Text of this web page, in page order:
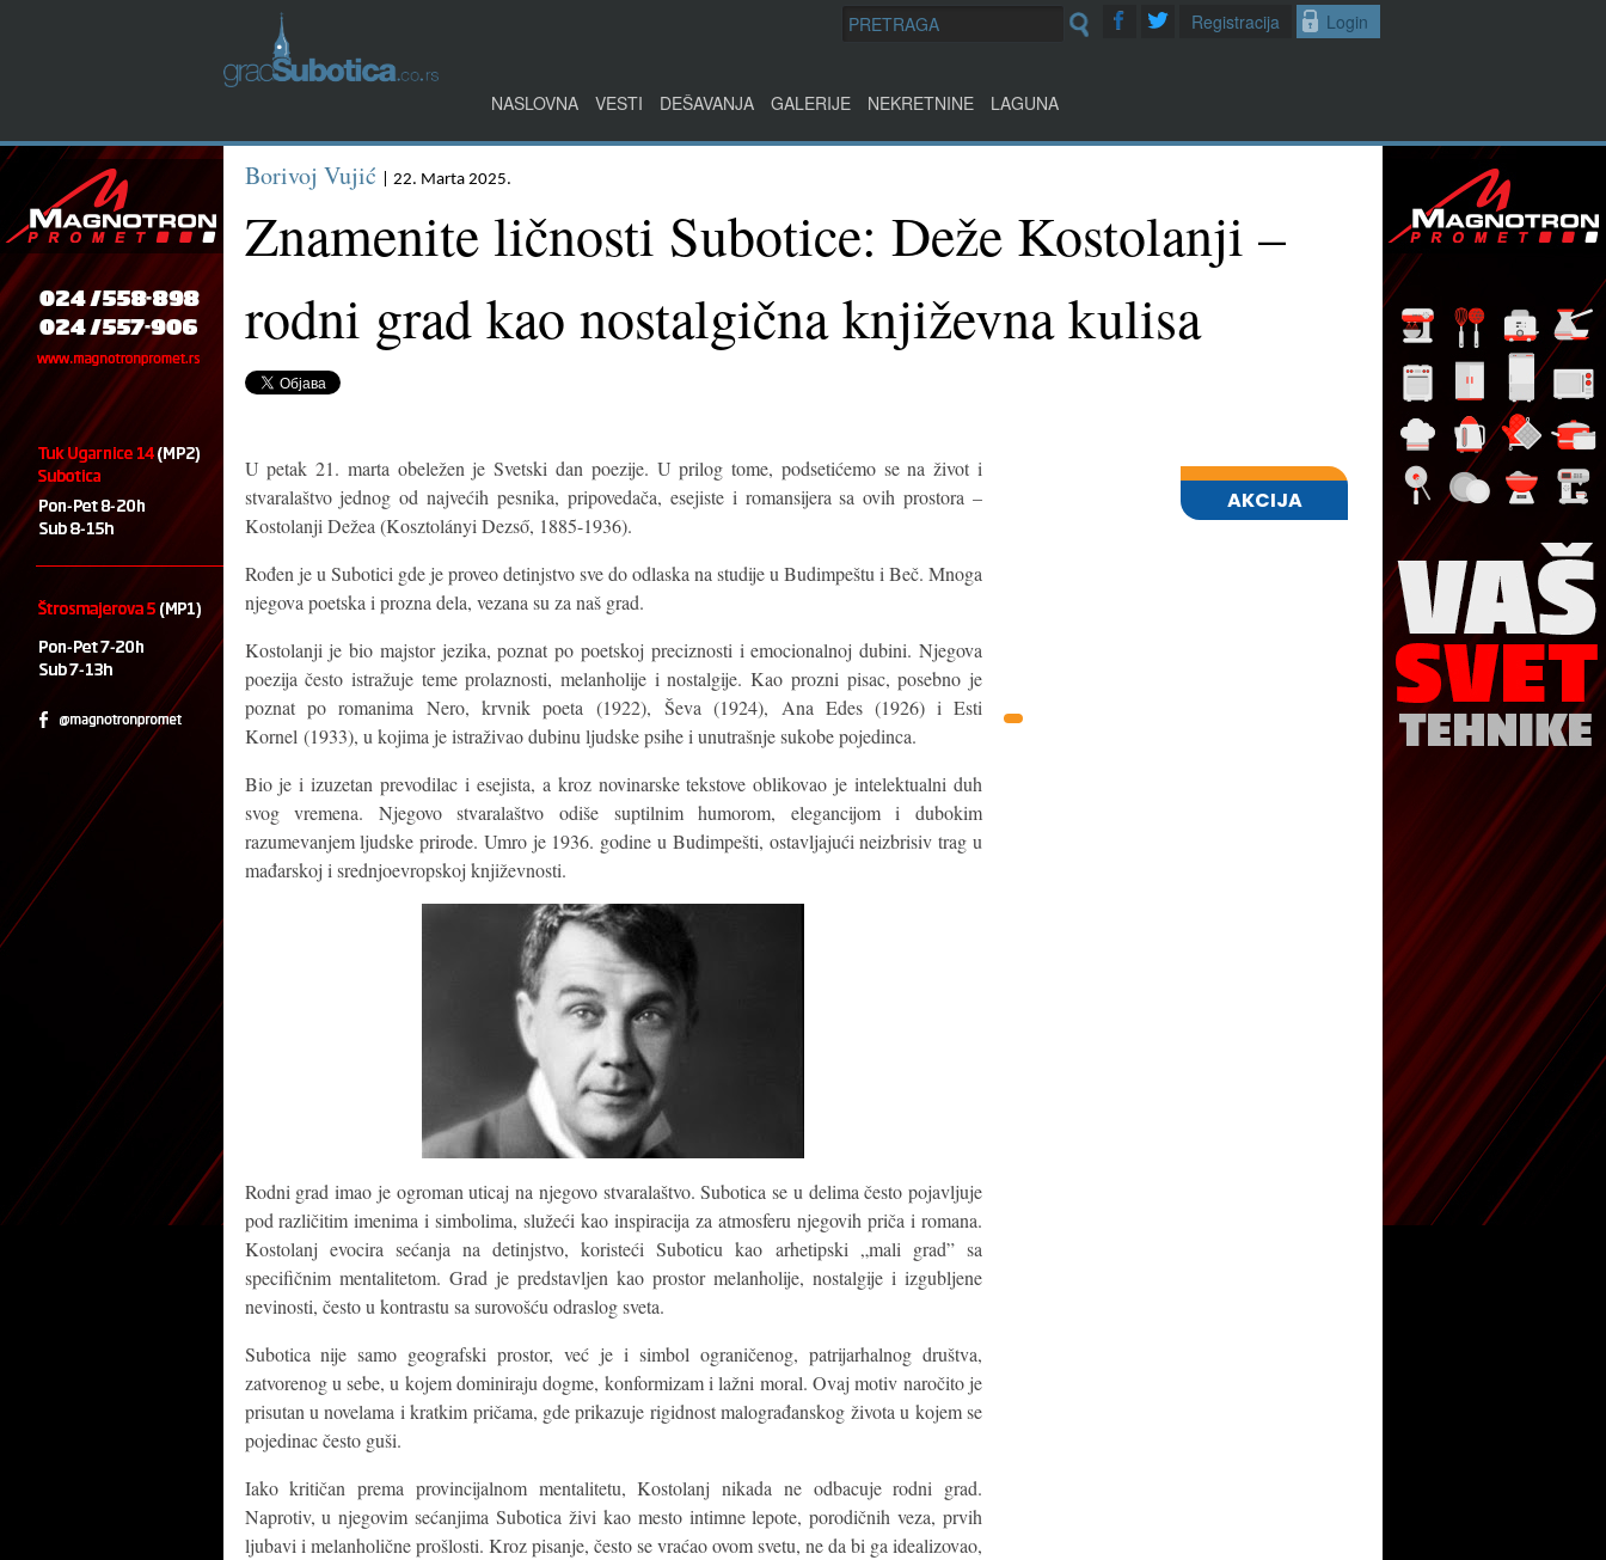
Login
Registracija
NASLOVNA VESTI DEŠAVANJA GALERIJE NEKRETNINE LAGUNA
Borivoj Vujić | 22. Marta 2025.
Znamenite ličnosti Subotice: Deže Kostolanji –
rodni grad kao nostalgična književna kulisa
U petak 21. marta obeležen je Svetski dan poezije. U prilog tome, podsetićemo se na život i
stvaralaštvo jednog od najvećih pesnika, pripovedača, esejiste i romansijera sa ovih prostora –
Kostolanji Dežea (Kosztolányi Dezső, 1885-1936).
Rođen je u Subotici gde je proveo detinjstvo sve do odlaska na studije u Budimpeštu i Beč. Mnoga
njegova poetska i prozna dela, vezana su za naš grad.
Kostolanji je bio majstor jezika, poznat po poetskoj preciznosti i emocionalnoj dubini. Njegova
poezija često istražuje teme prolaznosti, melanholije i nostalgije. Kao prozni pisac, posebno je
poznat po romanima Nero, krvnik poeta (1922), Ševa (1924), Ana Edes (1926) i Esti
Kornel (1933), u kojima je istraživao dubinu ljudske psihe i unutrašnje sukobe pojedinca.
Bio je i izuzetan prevodilac i esejista, a kroz novinarske tekstove oblikovao je intelektualni duh
svog vremena. Njegovo stvaralaštvo odiše suptilnim humorom, elegancijom i dubokim
razumevanjem ljudske prirode. Umro je 1936. godine u Budimpešti, ostavljajući neizbrisiv trag u
mađarskoj i srednjoevropskoj književnosti.
Rodni grad imao je ogroman uticaj na njegovo stvaralaštvo. Subotica se u delima često pojavljuje
pod različitim imenima i simbolima, služeći kao inspiracija za atmosferu njegovih priča i romana.
Kostolanj evocira sećanja na detinjstvo, koristeći Suboticu kao arhetipski „mali grad” sa
specifičnim mentalitetom. Grad je predstavljen kao prostor melanholije, nostalgije i izgubljene
nevinosti, često u kontrastu sa surovošću odraslog sveta.
Subotica nije samo geografski prostor, već je i simbol ograničenog, patrijarhalnog društva,
zatvorenog u sebe, u kojem dominiraju dogme, konformizam i lažni moral. Ovaj motiv naročito je
prisutan u novelama i kratkim pričama, gde prikazuje rigidnost malograđanskog života u kojem se
pojedinac često guši.
Iako kritičan prema provincijalnom mentalitetu, Kostolanj nikada ne odbacuje rodni grad.
Naprotiv, u njegovim sećanjima Subotica živi kao mesto intimne lepote, porodičnih veza, prvih
ljubavi i melanholične prošlosti. Kroz pisanje, često se vraćao ovom svetu, ne da bi ga idealizovao,